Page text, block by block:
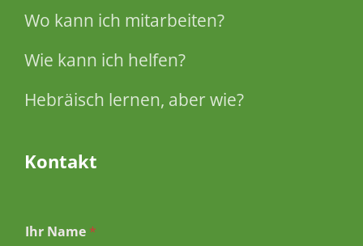
Wo kann ich mitarbeiten?
Wie kann ich helfen?
Hebräisch lernen, aber wie?
Kontakt
Ihr Name *